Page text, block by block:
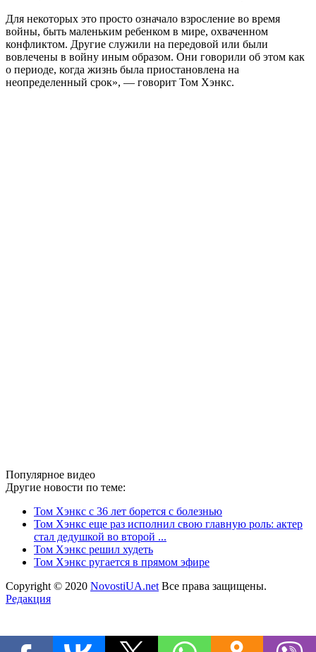
Для некоторых это просто означало взросление во время
войны, быть маленьким ребенком в мире, охваченном
конфликтом. Другие служили на передовой или были
вовлечены в войну иным образом. Они говорили об этом как
о периоде, когда жизнь была приостановлена на
неопределенный срок», — говорит Том Хэнкс.
Популярное видео
Другие новости по теме:
Том Хэнкс с 36 лет борется с болезнью
Том Хэнкс еще раз исполнил свою главную роль: актер
стал дедушкой во второй ...
Том Хэнкс решил худеть
Том Хэнкс ругается в прямом эфире
Copyright © 2020 NovostiUA.net Все права защищены.
Редакция